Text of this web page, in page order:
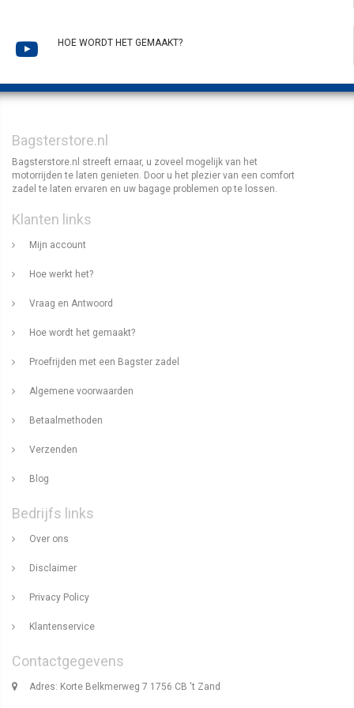
HOE WORDT HET GEMAAKT?
Bagsterstore.nl
Bagsterstore.nl streeft ernaar, u zoveel mogelijk van het
motorrijden te laten genieten. Door u het plezier van een comfort
zadel te laten ervaren en uw bagage problemen op te lossen.
Klanten links
Mijn account
Hoe werkt het?
Vraag en Antwoord
Hoe wordt het gemaakt?
Proefrijden met een Bagster zadel
Algemene voorwaarden
Betaalmethoden
Verzenden
Blog
Bedrijfs links
Over ons
Disclaimer
Privacy Policy
Klantenservice
Contactgegevens
Adres: Korte Belkmerweg 7 1756 CB 't Zand